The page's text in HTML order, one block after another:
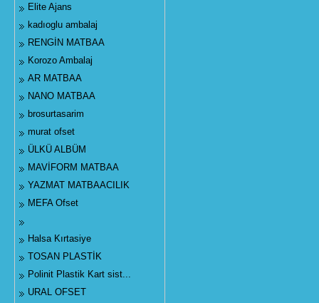
Elite Ajans
kadıoglu ambalaj
RENGİN MATBAA
Korozo Ambalaj
AR MATBAA
NANO MATBAA
brosurtasarim
murat ofset
ÜLKÜ ALBÜM
MAVİFORM MATBAA
YAZMAT MATBAACILIK
MEFA Ofset
Halsa Kırtasiye
TOSAN PLASTİK
Polinit Plastik Kart sist...
URAL OFSET